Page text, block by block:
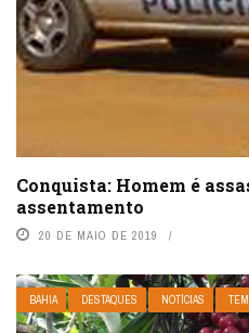
Conquista: Homem é
assentamento
20 DE MAIO DE 2019
BAHIA DESTAQUES NOTÍCIAS